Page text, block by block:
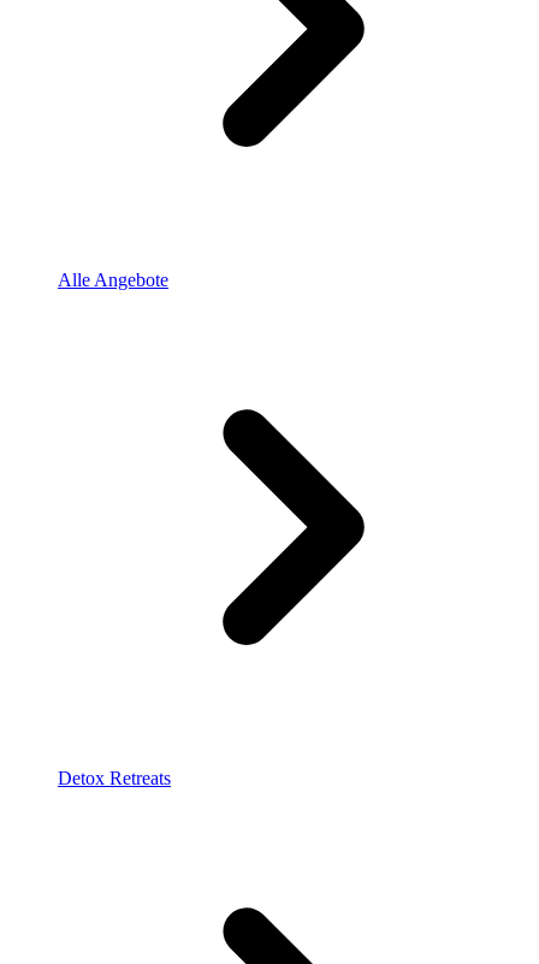
Alle Angebote
Detox Retreats